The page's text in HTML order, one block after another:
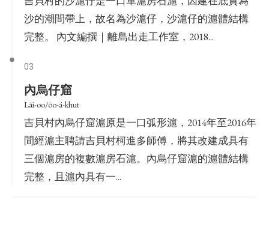
沙的潮間帶上，故名為沙滬仔，沙滬仔的滬體結構
完整。 內文編撰｜離島出走工作室，2018...
03
內烏仔窟
Lāi-oo/ōo-á-khut
吉貝村內烏仔窟滬原是一口弧形滬，2014年至2016年
間經滬主聘請吉貝村柯進多師傅，將其改建成具有
三個滬房的複數滬房石滬。內烏仔窟滬的滬體結構
完整，且滬內具有一...